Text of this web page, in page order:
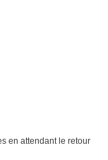
en attendant le retour